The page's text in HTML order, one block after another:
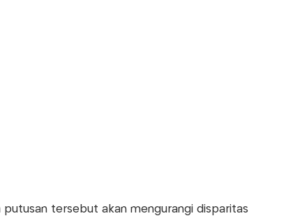
putusan tersebut akan mengurangi disparitas